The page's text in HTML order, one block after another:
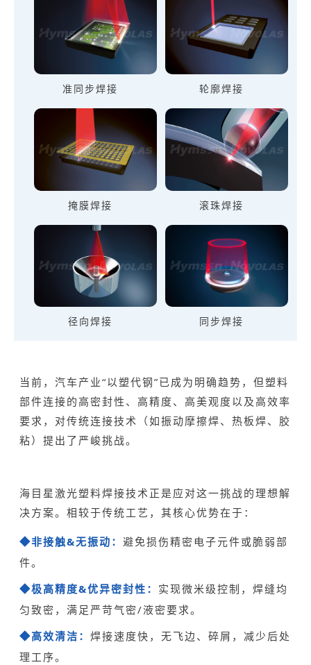
准同步焊接 轮廓焊接
掩膜焊接 滚珠焊接
径向焊接 同步焊接
当前，汽车产业“以塑代钢”已成为明确趋势，但塑料
部件连接的高密封性、高精度、高美观度以及高效率
要求，对传统连接技术（如振动摩擦焊、热板焊、胶
粘）提出了严峻挑战。
海目星激光塑料焊接技术正是应对这一挑战的理想解
决方案。相较于传统工艺，其核心优势在于：
◆非接触&无振动： 避免损伤精密电子元件或脆弱部
件。
◆极高精度&优异密封性： 实现微米级控制，焊缝均
匀致密，满足严苛气密/液密要求。
◆高效清洁： 焊接速度快，无飞边、碎屑，减少后处
理工序。